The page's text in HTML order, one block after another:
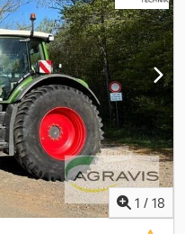
Standardna verzija
2 x 600 kg Csdpozqp H
A104 Fendt Stability
širine vozila od 3 m A126
vodni sistem za prikolicu
A186 Dodatni alatni
prikolice A197 Donji
Kuglasti zglob, prisilno
upravljanje desno
A930 Plastični alatni
staklo, VSG, sa
staklo, sa grejanjem C057
1 / 18